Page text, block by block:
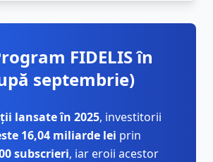
FIDELIS în
septembrie)
lansate în 2025, investitorii
16,04 miliarde lei prin
subscrieri, iar eroii acestor